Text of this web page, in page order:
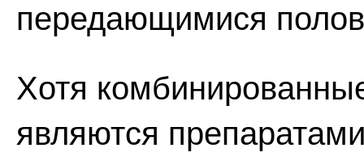
передающимися
Хотя
являются